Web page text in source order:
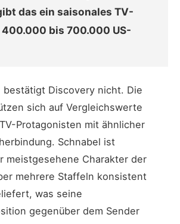
das ein saisonales TV-
bis 700.000 US-
bestätigt Discovery nicht. Die
sich auf Vergleichswerte
Protagonisten mit ähnlicher
Schnabel ist
meistgesehene Charakter der
mehrere Staffeln konsistent
was seine
gegenüber dem Sender